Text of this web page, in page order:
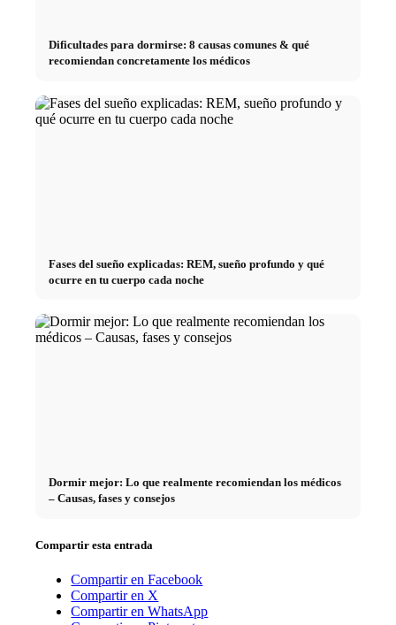
Dificultades para dormirse: 8 causas comunes & qué
recomiendan concretamente los médicos
Fases del sueño explicadas: REM, sueño profundo y qué
ocurre en tu cuerpo cada noche
Dormir mejor: Lo que realmente recomiendan los médicos
– Causas, fases y consejos
Compartir esta entrada
Compartir en Facebook
Compartir en X
Compartir en WhatsApp